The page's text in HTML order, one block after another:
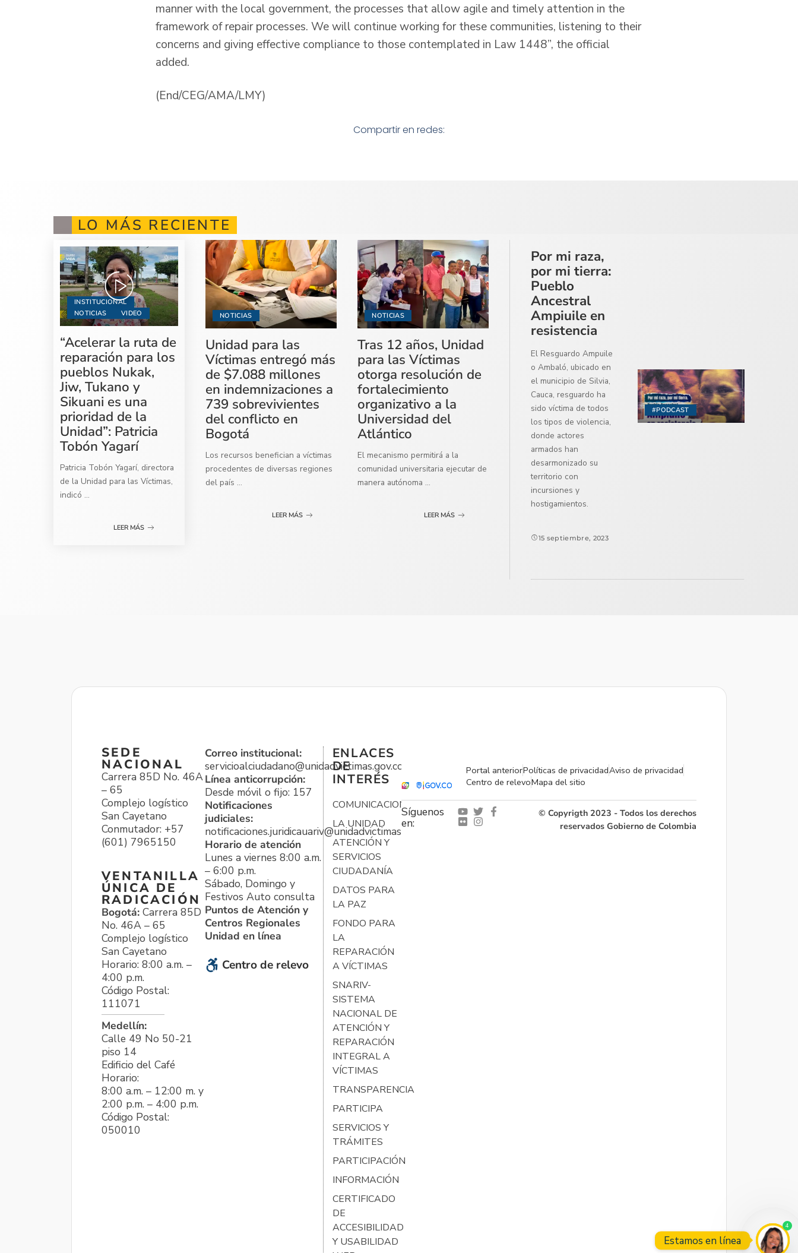
manner with the local government, the processes that allow agile and timely attention in the
framework of repair processes. We will continue working for these communities, listening to their
concerns and giving effective compliance to those contemplated in Law 1448”, the official
added.
(End/CEG/AMA/LMY)
Compartir en redes:
LO MÁS RECIENTE
INSTITUCIONAL
NOTICIAS
VIDEO
“Acelerar la ruta de
reparación para los
pueblos Nukak,
Jiw, Tukano y
Sikuani es una
prioridad de la
Unidad”: Patricia
Tobón Yagarí
Patricia Tobón Yagarí, directora
de la Unidad para las Víctimas,
indicó ...
LEER MÁS
NOTICIAS
Unidad para las
Víctimas entregó más
de $7.088 millones
en indemnizaciones a
739 sobrevivientes
del conflicto en
Bogotá
Los recursos benefician a víctimas
procedentes de diversas regiones
del país ...
LEER MÁS
NOTICIAS
Tras 12 años, Unidad
para las Víctimas
otorga resolución de
fortalecimiento
organizativo a la
Universidad del
Atlántico
El mecanismo permitirá a la
comunidad universitaria ejecutar de
manera autónoma ...
LEER MÁS
#PODCAST
Por mi raza,
por mi tierra:
Pueblo
Ancestral
Ampiuile en
resistencia
El Resguardo Ampuile
o Ambaló, ubicado en
el municipio de Silvia,
Cauca, resguardo ha
sido víctima de todos
los tipos de violencia,
donde actores
armados han
desarmonizado su
territorio con
incursiones y
hostigamientos.
15 septiembre, 2023
SEDE
NACIONAL
Carrera 85D No. 46A
– 65
Complejo logístico
San Cayetano
Conmutador: +57
(601) 7965150
VENTANILLA
ÚNICA DE
RADICACIÓN
Bogotá: Carrera 85D
No. 46A – 65
Complejo logístico
San Cayetano
Horario: 8:00 a.m. –
4:00 p.m.
Código Postal:
111071
Medellín:
Calle 49 No 50-21
piso 14
Edificio del Café
Horario:
8:00 a.m. – 12:00 m. y
2:00 p.m. – 4:00 p.m.
Código Postal:
050010
Correo institucional:
servicioalciudadano@unidadvictimas.gov.co
Línea anticorrupción:
Desde móvil o fijo: 157
Notificaciones
judiciales:
notificaciones.juridicauariv@unidadvictimas.gov.co
Horario de atención
Lunes a viernes 8:00 a.m.
– 6:00 p.m.
Sábado, Domingo y
Festivos Auto consulta
Puntos de Atención y
Centros Regionales
Unidad en línea
Centro de relevo
ENLACES
DE
INTERÉS
COMUNICACIONES
LA UNIDAD
ATENCIÓN Y
SERVICIOS
CIUDADANÍA
DATOS PARA
LA PAZ
FONDO PARA
LA
REPARACIÓN
A VÍCTIMAS
SNARIV-
SISTEMA
NACIONAL DE
ATENCIÓN Y
REPARACIÓN
INTEGRAL A
VÍCTIMAS
TRANSPARENCIA
PARTICIPA
SERVICIOS Y
TRÁMITES
PARTICIPACIÓN
INFORMACIÓN
CERTIFICADO
DE
ACCESIBILIDAD
Y USABILIDAD
Portal anteriorPolíticas de privacidadAviso de privacidad
Centro de relevoMapa del sitio
Síguenos
en:
© Copyrigth 2023 - Todos los derechos
reservados Gobierno de Colombia
Estamos en línea
4